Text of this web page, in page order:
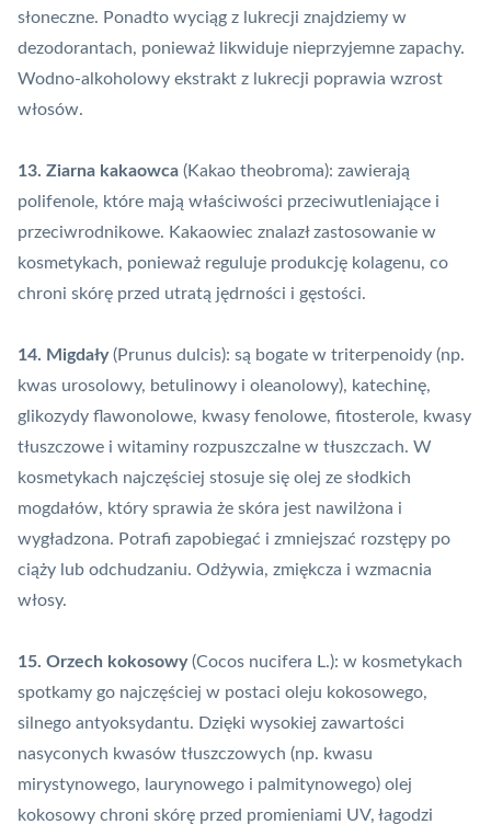
słoneczne. Ponadto wyciąg z lukrecji znajdziemy w
dezodorantach, ponieważ likwiduje nieprzyjemne zapachy.
Wodno-alkoholowy ekstrakt z lukrecji poprawia wzrost
włosów.
13. Ziarna kakaowca (Kakao theobroma): zawierają
polifenole, które mają właściwości przeciwutleniające i
przeciwrodnikowe. Kakaowiec znalazł zastosowanie w
kosmetykach, ponieważ reguluje produkcję kolagenu, co
chroni skórę przed utratą jędrności i gęstości.
14. Migdały(Prunus dulcis): są bogate w triterpenoidy (np.
kwas urosolowy, betulinowy i oleanolowy), katechinę,
glikozydy flawonolowe, kwasy fenolowe, fitosterole, kwasy
tłuszczowe i witaminy rozpuszczalne w tłuszczach. W
kosmetykach najczęściej stosuje się olej ze słodkich
mogdałów, który sprawia że skóra jest nawilżona i
wygładzona. Potrafi zapobiegać i zmniejszać rozstępy po
ciąży lub odchudzaniu. Odżywia, zmiękcza i wzmacnia
włosy.
15. Orzech kokosowy(Cocos nucifera L.): w kosmetykach
spotkamy go najczęściej w postaci oleju kokosowego,
silnego antyoksydantu. Dzięki wysokiej zawartości
nasyconych kwasów tłuszczowych (np. kwasu
mirystynowego, laurynowego i palmitynowego) olej
kokosowy chroni skórę przed promieniami UV, łagodzi